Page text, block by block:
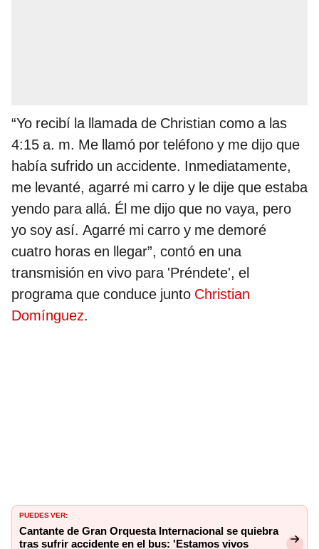
“Yo recibí la llamada de Christian como a las
4:15 a. m. Me llamó por teléfono y me dijo que
había sufrido un accidente. Inmediatamente,
me levanté, agarré mi carro y le dije que estaba
yendo para allá. Él me dijo que no vaya, pero
yo soy así. Agarré mi carro y me demoré
cuatro horas en llegar”, contó en una
transmisión en vivo para 'Préndete', el
programa que conduce junto Christian
Domínguez.
PUEDES VER:
Cantante de Gran Orquesta Internacional se quiebra
tras sufrir accidente en el bus: 'Estamos vivos